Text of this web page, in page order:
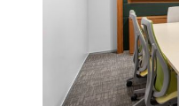
• พื้นที่โต๊ะทำงานให้
• กิจกรรมสร้างเครื
• จองและจัดการบัญ
• เลย์เอาต์ที่ยืดหยุ่นแ
• ขยายพื้นที่หรือย้า